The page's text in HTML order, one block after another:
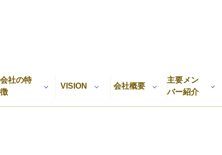
パートナーの方へ
会社の特
徴
VISION 会社概要
主要メン
バー紹介